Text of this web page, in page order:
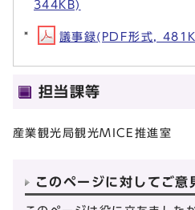
344KB)
議事録(PDF形式,
担当課等
産業観光局観光MICE推進室
このページに対してご意